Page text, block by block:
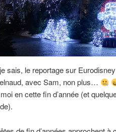
sais, le reportage sur
avec Sam, non plus…
en cette fin d’année (et